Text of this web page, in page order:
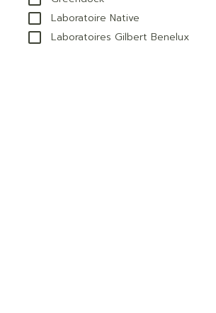
Laboratoire Native
Laboratoires Gilbert Benelux